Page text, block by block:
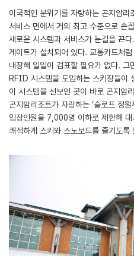
이국적인 분위기를 자랑하는 곤지암
서비스 면에서 거의 최고 수준으로 손
새로운 시스템과 서비스가 눈길을 끈
게이트가 설치되어 있다. 교통카드처
내장해 일일이 검표할 필요가 없다.
RFID 시스템을 도입하는 스키장들이
이 시스템을 선보인 곳이 바로 곤지암
곤지암리조트가 자랑하는 ‘슬로프 정
입장인원을 7,000명 이하로 제한해
쾌적하게 스키와 스노보드를 즐기도록